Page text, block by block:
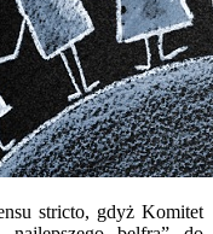
stricto, gdyż Komitet